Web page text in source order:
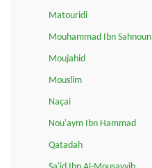
Matouridi
Mouhammad Ibn Sahnoun
Moujahid
Mouslim
Naçai
Nou'aym Ibn Hammad
Qatadah